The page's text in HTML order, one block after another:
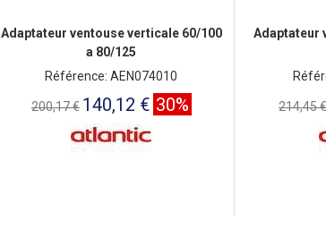
Adaptateur ventouse verticale 60/100
a 80/125
Référence: AEN074010
200,17 € 140,12 € 30%
Adaptateur
214,45 €